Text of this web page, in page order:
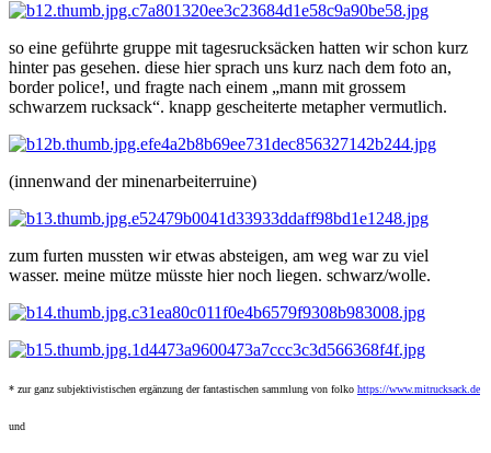
so eine geführte gruppe mit tagesrucksäcken hatten wir schon kurz
hinter pas gesehen. diese hier sprach uns kurz nach dem foto an,
border police!, und fragte nach einem „mann mit grossem
schwarzem rucksack“. knapp gescheiterte metapher vermutlich.
(innenwand der minenarbeiterruine)
zum furten mussten wir etwas absteigen, am weg war zu viel
wasser. meine mütze müsste hier noch liegen. schwarz/wolle.
* zur ganz subjektivistischen ergänzung der fantastischen sammlung von folko https://www.mitrucksack.de
und